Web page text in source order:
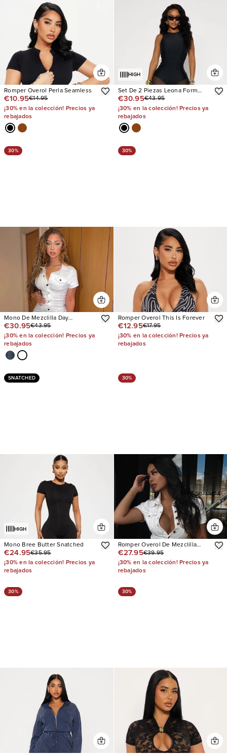
Romper Overol Perla Seamless
€10.95€14.95
¡30% en la colección! Precios ya
rebajados
HIGH
Set De 2 Piezas Leona Form
Double Lined
€30.95€43.95
¡30% en la colección! Precios ya
rebajados
30%
Mono De Mezclilla Day
Dreaming
€30.95€43.95
¡30% en la colección! Precios ya
rebajados
30%
Romper Overol This Is Forever
€12.95€17.95
¡30% en la colección! Precios ya
rebajados
SNATCHED
HIGH
Mono Bree Butter Snatched
€24.95€35.95
¡30% en la colección! Precios ya
rebajados
30%
Romper Overol De Mezclilla
Sweet Bliss
€27.95€39.95
¡30% en la colección! Precios ya
rebajados
30% 30%